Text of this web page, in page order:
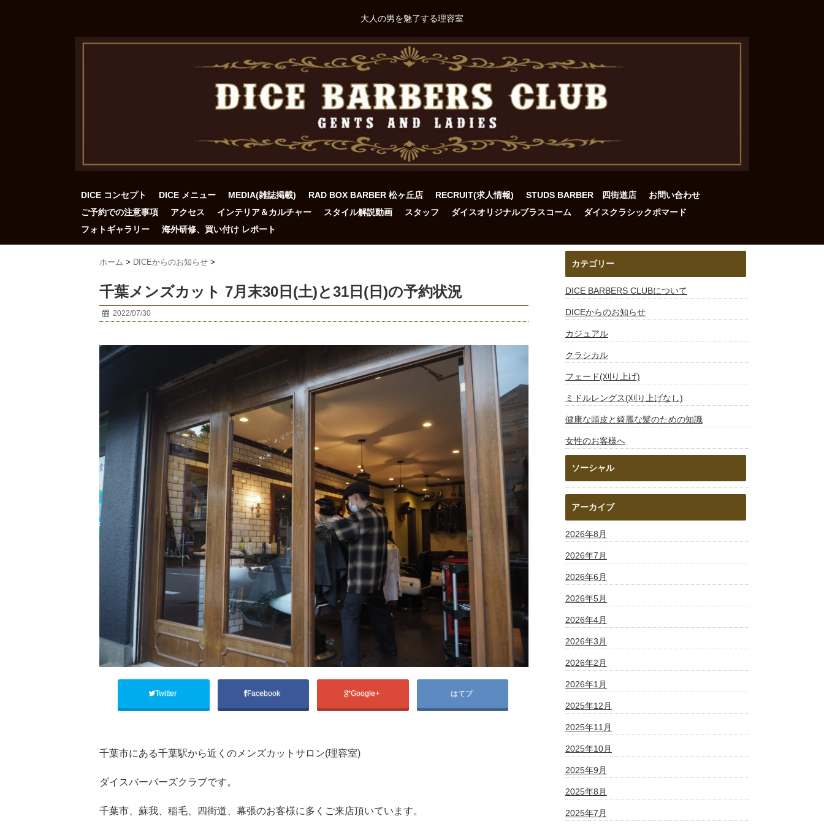
大人の男を魅了する理容室
DICE コンセプト DICE メニュー MEDIA(雑誌掲載) RAD BOX BARBER 松ヶ丘店 RECRUIT(求人情報) STUDS BARBER 四街道店
お問い合わせ
ご予約での注意事項
アクセス インテリア＆カルチャー スタイル解説動画 スタッフ ダイスオリジナルブラスコーム
ダイスクラシックポマード
フォトギャラリー
海外研修、買い付け レポート
ホーム > DICEからのお知らせ >
千葉メンズカット 7月末30日(土)と31日(日)の予約状況
2022/07/30
Twitter Facebook Google+ はてブ
千葉市にある千葉駅から近くのメンズカットサロン(理容室)
ダイスバーバーズクラブです。
千葉市、蘇我、稲毛、四街道、幕張のお客様に多くご来店頂いています。
カテゴリー
DICE BARBERS CLUBについて
DICEからのお知らせ
カジュアル
クラシカル
フェード(刈り上げ)
ミドルレングス(刈り上げなし)
健康な頭皮と綺麗な髪のための知識
女性のお客様へ
ソーシャル
アーカイブ
2026年8月
2026年7月
2026年6月
2026年5月
2026年4月
2026年3月
2026年2月
2026年1月
2025年12月
2025年11月
2025年10月
2025年9月
2025年8月
2025年7月